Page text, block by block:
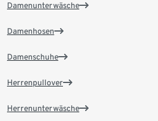
Damenunterwäsche
Damenhosen
Damenschuhe
Herrenpullover
Herrenunterwäsche